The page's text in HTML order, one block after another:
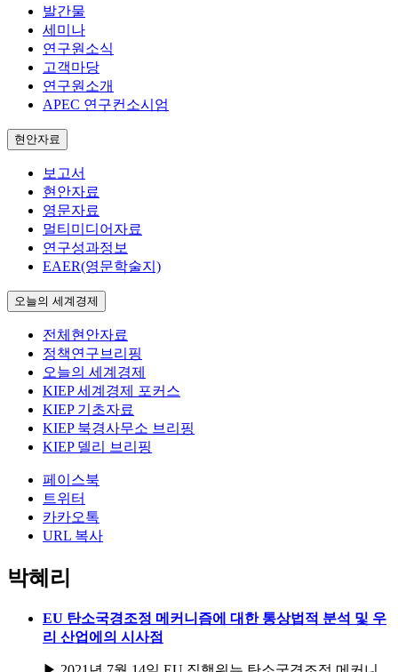
발간물
세미나
연구원소식
고객마당
연구원소개
APEC 연구컨소시엄
현안자료
보고서
현안자료
영문자료
멀티미디어자료
연구성과정보
EAER(영문학술지)
오늘의 세계경제
전체현안자료
정책연구브리핑
오늘의 세계경제
KIEP 세계경제 포커스
KIEP 기초자료
KIEP 북경사무소 브리핑
KIEP 델리 브리핑
페이스북
트위터
카카오톡
URL 복사
박혜리
EU 탄소국경조정 메커니즘에 대한 통상법적 분석 및 우
리 산업에의 시사점